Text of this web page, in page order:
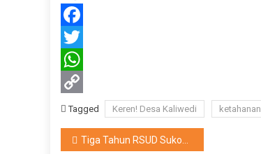
Facebook
Twitter
WhatsApp
Copy
Link
Tagged Keren! Desa Kaliwedi
Navigasi
Tiga Tahun RSUD Sukowati, Bakti Sosial Sentuh Warga Denanyar